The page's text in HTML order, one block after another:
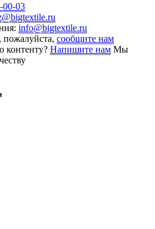
00-03
info@bigtextile.ru
сообщите нам
контенту? Напишите нам Мы